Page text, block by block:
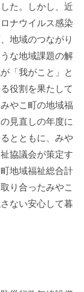
た。しかし、近
ナウイルス感染
地域のつながり
な地域課題の解
「我がこと」と
役割を果たして
やこ町の地域福
見直しの年度に
とともに、みや
協議会が策定す
地域福祉総合計
り合ったみやこ
ない安心して暮